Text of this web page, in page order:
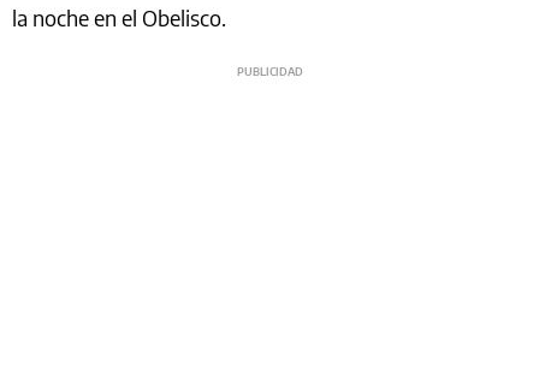
la noche en el Obelisco.